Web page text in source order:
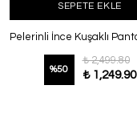
SEPETE EKLE
%50
₺ 2,499.80
₺ 1,249.90